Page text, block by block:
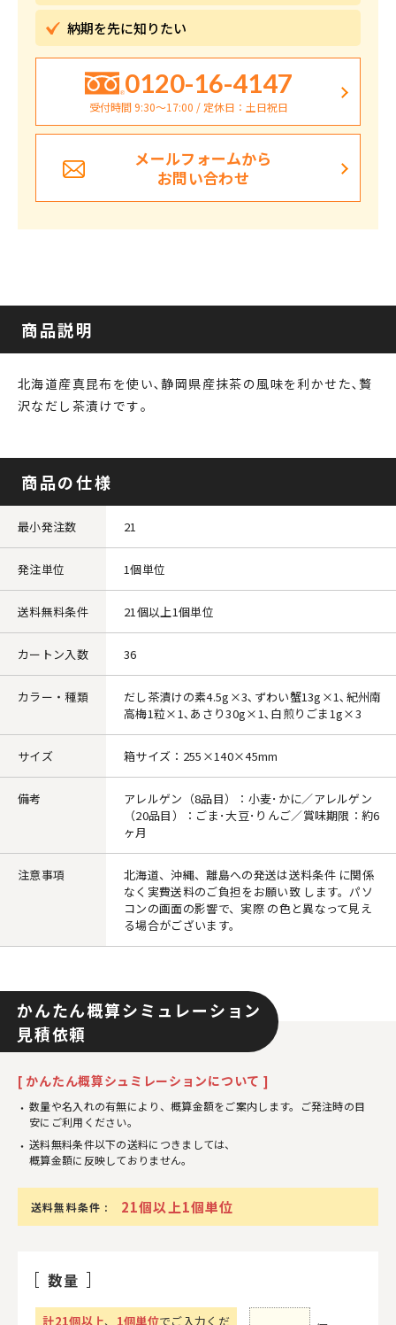
納期を先に知りたい
0120-16-4147
受付時間 9:30〜17:00 / 定休日：土日祝日
メールフォームから
お問い合わせ
商品説明
北海道産真昆布を使い､静岡県産抹茶の風味を利かせた､贅
沢なだし茶漬けです｡
商品の仕様
最小発注数 21
発注単位 1個単位
送料無料条件 21個以上1個単位
カートン入数 36
カラー・種類
だし茶漬けの素4.5g×3､ずわい蟹13g×1､紀州南
高梅1粒×1､あさり30g×1､白煎りごま1g×3
サイズ 箱サイズ：255×140×45mm
備考
アレルゲン（8品目）：小麦･かに／アレルゲン
（20品目）：ごま･大豆･りんご／賞味期限：約6
ヶ月
注意事項
北海道、沖縄、離島への発送は送料条件 に関係
なく実費送料のご負担をお願い致 します。パソ
コンの画面の影響で、実際 の色と異なって見え
る場合がございます。
かんたん概算シミュレーション
見積依頼
[ かんたん概算シュミレーションについて ]
数量や名入れの有無により、概算金額をご案内します。ご発注時の目
安にご利用ください。
送料無料条件以下の送料につきましては、
概算金額に反映しておりません。
送料無料条件 : 21個以上1個単位
数量
計21個以上、 1個単位でご入力くだ